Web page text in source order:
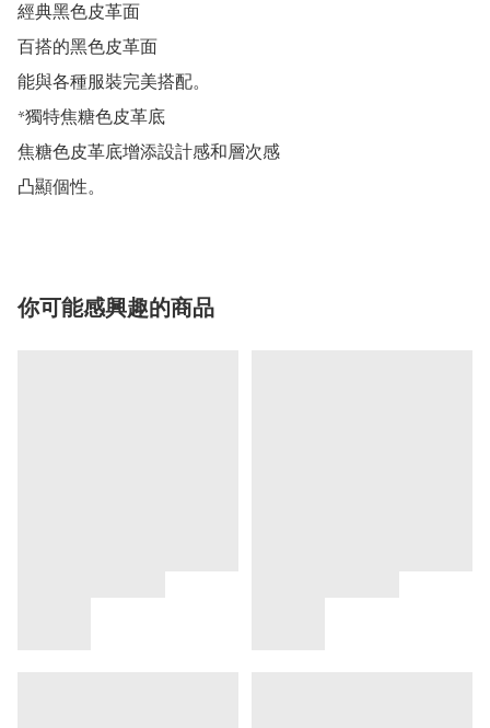
經典黑色皮革面
百搭的黑色皮革面
能與各種服裝完美搭配。
*獨特焦糖色皮革底
焦糖色皮革底增添設計感和層次感
凸顯個性。
你可能感興趣的商品